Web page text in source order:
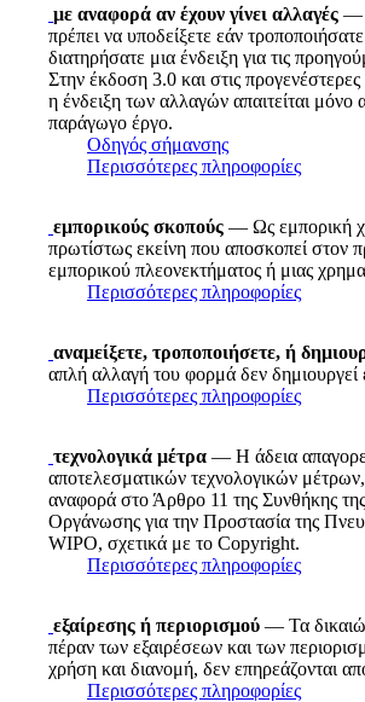
με αναφορά αν έχουν γίνει αλλαγές —
πρέπει να υποδείξετε εάν
διατηρήσατε μια ένδειξη για τις
Στην έκδοση 3.0 και στις προγενέστερες
η ένδειξη των αλλαγών απαιτείται μόνο
παράγωγο έργο.
Οδηγός σήμανσης
Περισσότερες πληροφορίες
εμπορικούς σκοπούς — Ως εμπορική
πρωτίστως εκείνη που αποσκοπεί στον
εμπορικού πλεονεκτήματος ή μιας
Περισσότερες πληροφορίες
αναμείξετε, τροποποιήσετε, ή
απλή αλλαγή του φορμά δεν
Περισσότερες πληροφορίες
τεχνολογικά μέτρα — Η άδεια
αποτελεσματικών τεχνολογικών μέτρων,
αναφορά στο Άρθρο 11 της Συνθήκης
Οργάνωσης για την Προστασία της
WIPO, σχετικά με το Copyright.
Περισσότερες πληροφορίες
εξαίρεσης ή περιορισμού — Τα
πέραν των εξαιρέσεων και των
χρήση και διανομή, δεν επηρεάζονται
Περισσότερες πληροφορίες